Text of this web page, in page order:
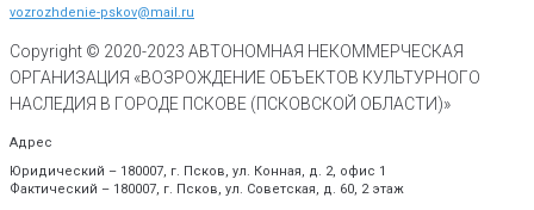
vozrozhdenie-pskov@mail.ru
Copyright © 2020-2023 АВТОНОМНАЯ НЕКОММЕРЧЕСКАЯ
ОРГАНИЗАЦИЯ «ВОЗРОЖДЕНИЕ ОБЪЕКТОВ КУЛЬТУРНОГО
НАСЛЕДИЯ В ГОРОДЕ ПСКОВЕ (ПСКОВСКОЙ ОБЛАСТИ)»
Адрес
Юридический – 180007, г. Псков, ул. Конная, д. 2, офис 1
Фактический – 180007, г. Псков, ул. Советская, д. 60, 2 этаж